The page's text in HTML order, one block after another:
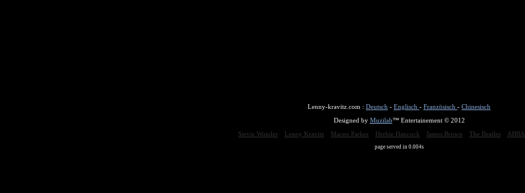
Lenny-kravitz.com : Deutsch - Englisch - Französisch - Chinesisch
Designed by Muzilab™ Entertainement © 2012
Stevie Wonder
Lenny Kravitz Maceo Parker Herbie Hancock James Brown The Beatles ABBA
page served in 0.004s